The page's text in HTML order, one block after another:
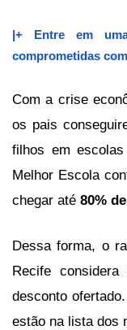
|+ Entre em
comprometidas
Com a crise
os pais
filhos em
Melhor Escola
chegar até 80%
Dessa forma, o
Recife
desconto
estão na lista dos